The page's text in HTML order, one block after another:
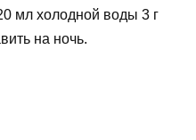
мл холодной воды 3 г
на ночь.